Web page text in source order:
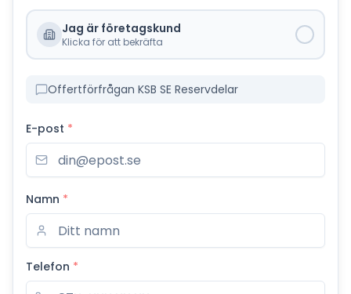
Jag är företagskund
Klicka för att bekräfta
Offertförfrågan KSB SE Reservdelar
E-post *
Namn *
Telefon *